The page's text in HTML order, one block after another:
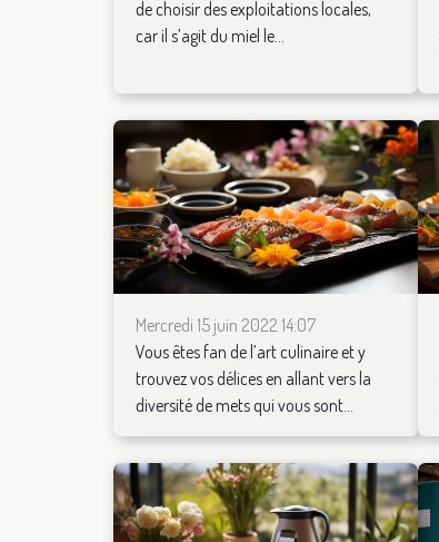
de choisir des exploitations locales,
car il s’agit du miel le...
Mercredi 15 juin 2022 14:07
Vous êtes fan de l’art culinaire et y
trouvez vos délices en allant vers la
diversité de mets qui vous sont...